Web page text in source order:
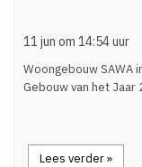
11 jun om 14:54 uur
Woongebouw SAWA
Gebouw van het
Lees verder »